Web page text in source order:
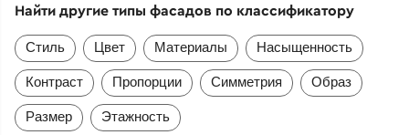
Найти другие типы фасадов по классификатору
Стиль Цвет Материалы Насыщенность
Контраст Пропорции Симметрия Образ
Размер Этажность